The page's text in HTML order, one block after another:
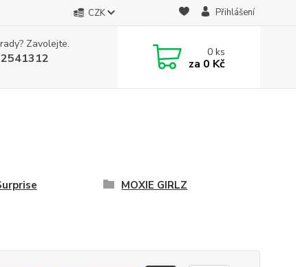
CZK Přihlášení
Zavolejte.
0ks
za 0 Kč
MOXIE GIRLZ